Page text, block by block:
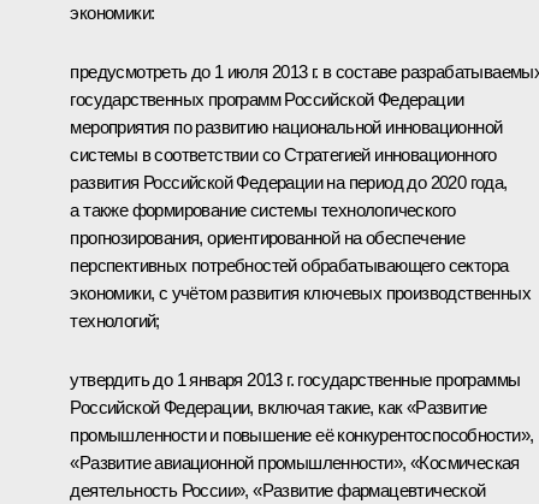
экономики:
предусмотреть до 1 июля 2013 г. в составе
государственных программ Российской Федерации
мероприятия по развитию национальной инновационной
системы в соответствии со Стратегией инновационного
развития Российской Федерации на период до 2020 года,
а также формирование системы технологического
прогнозирования, ориентированной на обеспечение
перспективных потребностей обрабатывающего сектора
экономики, с учётом развития ключевых производственных
технологий;
утвердить до 1 января 2013 г. государственные программы
Российской Федерации, включая такие, как «Развитие
промышленности и повышение её конкурентоспособности»,
«Развитие авиационной промышленности», «Космическая
деятельность России», «Развитие фармацевтической